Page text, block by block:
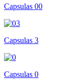
Capsulas 00
Capsulas 3
Capsulas 0